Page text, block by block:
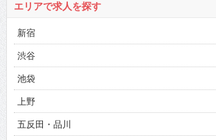
エリアで求人を探す
新宿
渋谷
池袋
上野
五反田・品川